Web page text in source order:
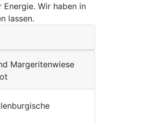
Wir haben in
lassen.